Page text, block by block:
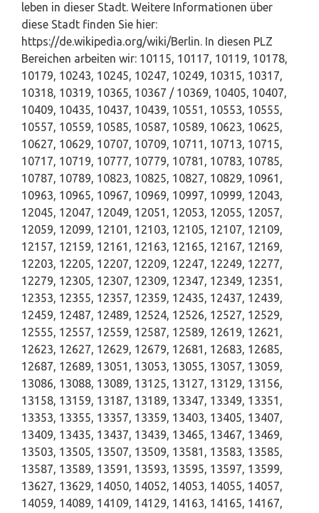
leben in dieser Stadt. Weitere Informationen über
diese Stadt finden Sie hier:
https://de.wikipedia.org/wiki/Berlin. In diesen PLZ
Bereichen arbeiten wir: 10115, 10117, 10119, 10178,
10179, 10243, 10245, 10247, 10249, 10315, 10317,
10318, 10319, 10365, 10367 / 10369, 10405, 10407,
10409, 10435, 10437, 10439, 10551, 10553, 10555,
10557, 10559, 10585, 10587, 10589, 10623, 10625,
10627, 10629, 10707, 10709, 10711, 10713, 10715,
10717, 10719, 10777, 10779, 10781, 10783, 10785,
10787, 10789, 10823, 10825, 10827, 10829, 10961,
10963, 10965, 10967, 10969, 10997, 10999, 12043,
12045, 12047, 12049, 12051, 12053, 12055, 12057,
12059, 12099, 12101, 12103, 12105, 12107, 12109,
12157, 12159, 12161, 12163, 12165, 12167, 12169,
12203, 12205, 12207, 12209, 12247, 12249, 12277,
12279, 12305, 12307, 12309, 12347, 12349, 12351,
12353, 12355, 12357, 12359, 12435, 12437, 12439,
12459, 12487, 12489, 12524, 12526, 12527, 12529,
12555, 12557, 12559, 12587, 12589, 12619, 12621,
12623, 12627, 12629, 12679, 12681, 12683, 12685,
12687, 12689, 13051, 13053, 13055, 13057, 13059,
13086, 13088, 13089, 13125, 13127, 13129, 13156,
13158, 13159, 13187, 13189, 13347, 13349, 13351,
13353, 13355, 13357, 13359, 13403, 13405, 13407,
13409, 13435, 13437, 13439, 13465, 13467, 13469,
13503, 13505, 13507, 13509, 13581, 13583, 13585,
13587, 13589, 13591, 13593, 13595, 13597, 13599,
13627, 13629, 14050, 14052, 14053, 14055, 14057,
14059, 14089, 14109, 14129, 14163, 14165, 14167,